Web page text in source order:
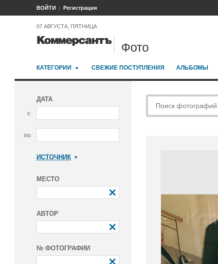
ВОЙТИ Регистрация
07 АВГУСТА, ПЯТНИЦА
Фото
КАТЕГОРИИ СВЕЖИЕ ПОСТУПЛЕНИЯ АЛЬБОМЫ
ДАТА
с
по
ИСТОЧНИК
МЕСТО
АВТОР
№ ФОТОГРАФИИ